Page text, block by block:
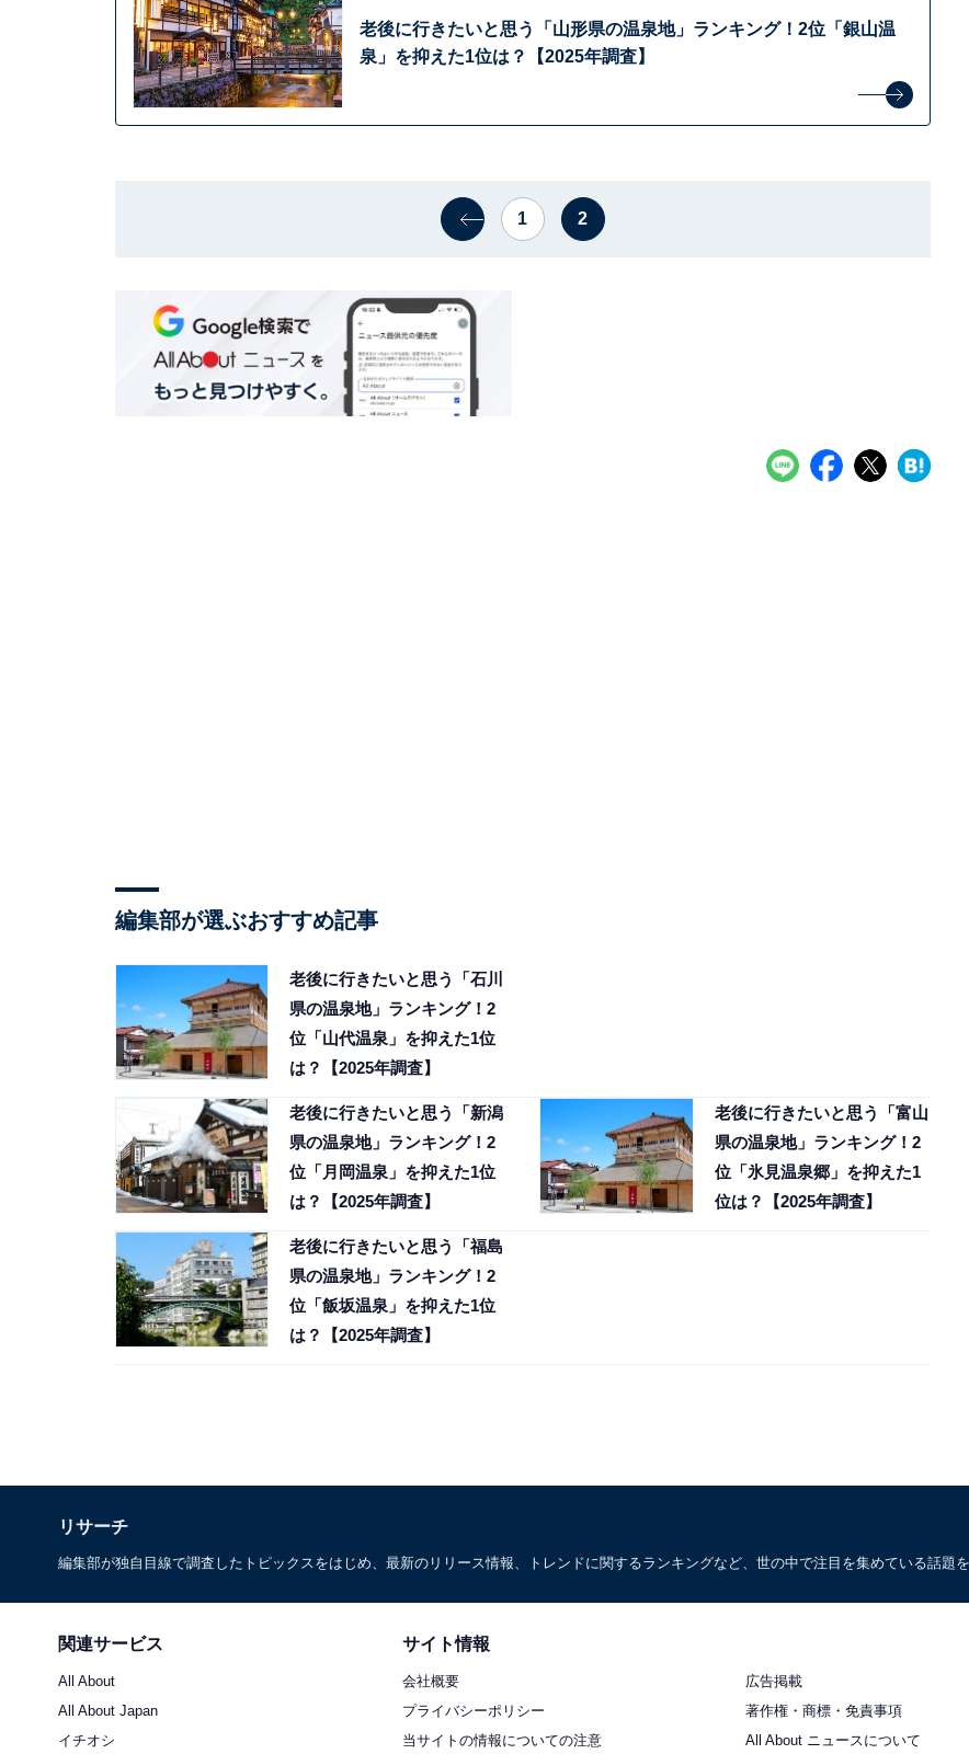
老後に行きたいと思う「山形県の温泉地」ランキング！2位「銀山温
泉」を抑えた1位は？【2025年調査】
1 2
編集部が選ぶおすすめ記事
老後に行きたいと思う「石川
県の温泉地」ランキング！2
位「山代温泉」を抑えた1位
は？【2025年調査】
老後に行きたいと思う「新潟
県の温泉地」ランキング！2
位「月岡温泉」を抑えた1位
は？【2025年調査】
老後に行きたいと思う「富山
県の温泉地」ランキング！2
位「氷見温泉郷」を抑えた1
位は？【2025年調査】
老後に行きたいと思う「福島
県の温泉地」ランキング！2
位「飯坂温泉」を抑えた1位
は？【2025年調査】
リサーチ
編集部が独自目線で調査したトピックスをはじめ、最新のリリース情報、トレンドに関するランキングなど、世の中で注目を集めている話題を
関連サービス
All About
All About Japan
イチオシ
サイト情報
会社概要
広告掲載
プライバシーポリシー
著作権・商標・免責事項
当サイトの情報についての注意
All About ニュースについて